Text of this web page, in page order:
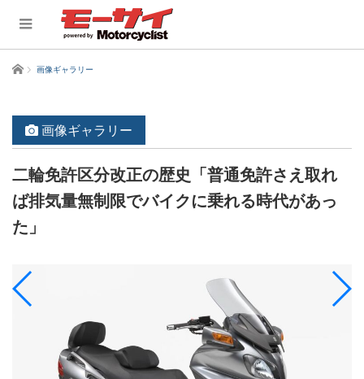
ホーム 画像ギャラリー
画像ギャラリー
二輪免許区分改正の歴史「普通免許さえ取れ
ば排気量無制限でバイクに乗れる時代があっ
た」